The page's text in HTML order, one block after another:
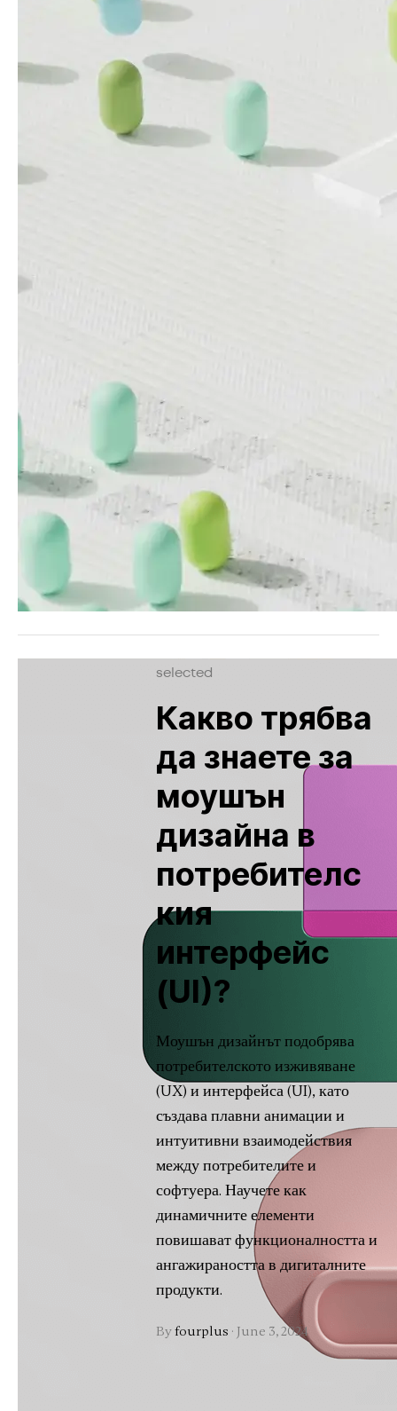
selected
Какво трябва
да знаете за
моушън
дизайна в
потребителс
кия
интерфейс
(UI)?
Моушън дизайнът подобрява
потребителското изживяване
(UX) и интерфейса (UI), като
създава плавни анимации и
интуитивни взаимодействия
между потребителите и
софтуера. Научете как
динамичните елементи
повишават функционалността и
ангажираността в дигиталните
продукти.
Byfourplus · June 3, 2024